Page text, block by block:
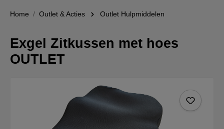
Home Outlet & Acties Outlet Hulpmiddelen
Exgel Zitkussen met hoes
OUTLET